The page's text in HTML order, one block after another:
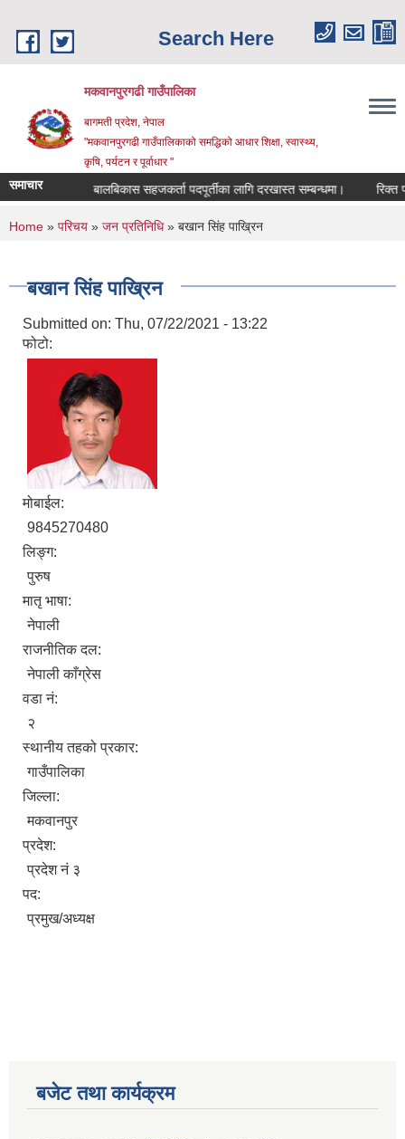
Search Here
मकवानपुरगढी गाउँपालिका
बागमती प्रदेश, नेपाल
"मकवानपुरगढी गाउँपालिकाको समद्धिको आधार शिक्षा, स्‍वास्‍थ्‍य,
कृषि, पर्यटन र पूर्वाधार "
समाचार
सूचना बालबिकास सहजकर्ता पदपूर्तीका लागि दरखास्त सम्बन्धमा। रिक्त पदमा
You are here
Home » परिचय » जन प्रतिनिधि» बखान सिंह पाख्रिन
बखान सिंह पाख्रिन
Submitted on: Thu, 07/22/2021 - 13:22
फोटो:
मोबाईल:
9845270480
लिङ्ग:
पुरुष
मातृ भाषा:
नेपाली
राजनीतिक दल:
नेपाली काँग्रेस
वडा नं:
२
स्थानीय तहको प्रकार:
गाउँपालिका
जिल्ला:
मकवानपुर
प्रदेश:
प्रदेश नं ३
पद:
प्रमुख/अध्यक्ष
बजेट तथा कार्यक्रम